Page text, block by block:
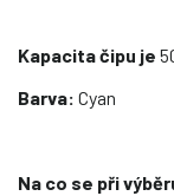
Kapacita čipu je
Barva: Cyan
Na co se při